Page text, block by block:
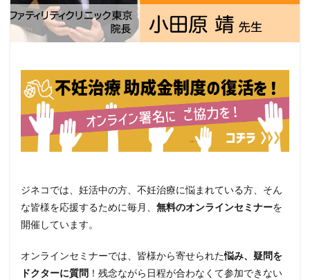
ジネコでは、妊活中の方、不妊治療に悩まれている方、そん
な皆様を応援するために毎月、 無料のオンラインセミナーを
開催しています。
オンラインセミナーでは、皆様から寄せられた悩み、疑問を
ドクターに質問 ！残念ながら日程が合わなくて参加できない